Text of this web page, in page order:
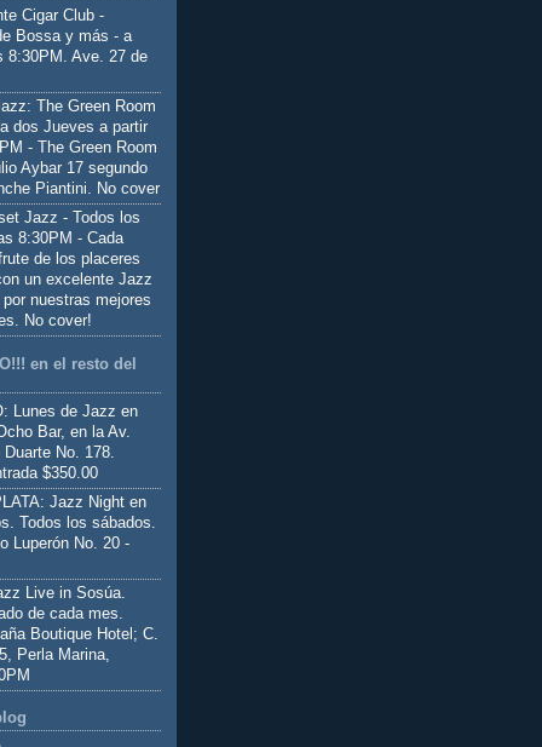
Cigar Club -
Bossa y más - a
8:30PM. Ave. 27 de
The Green Room
dos Jueves a partir
- The Green Room
Aybar 17 segundo
Piantini. No cover
Jazz - Todos los
8:30PM - Cada
de los placeres
un excelente Jazz
nuestras mejores
No cover!
en el resto del
Lunes de Jazz en
Bar, en la Av.
No. 178.
$350.00
Jazz Night en
Todos los sábados.
Luperón No. 20 -
Live in Sosúa.
de cada mes.
Boutique Hotel; C.
Perla Marina,